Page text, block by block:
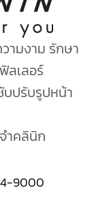
ามงาม รักษา
ลเลอร์
บปรับรูปหน้า
ำคลินิก
9000